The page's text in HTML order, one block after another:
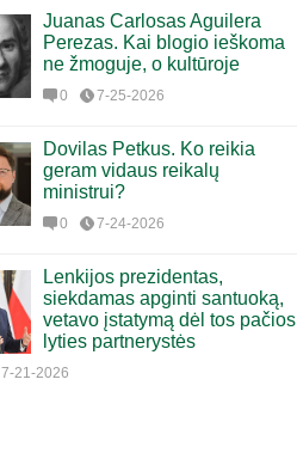
Juanas Carlosas Aguilera
Perezas. Kai blogio ieškoma
ne žmoguje, o kultūroje
0 7-25-2026
Dovilas Petkus. Ko reikia
geram vidaus reikalų
ministrui?
0 7-24-2026
Lenkijos prezidentas,
siekdamas apginti santuoką,
vetavo įstatymą dėl tos pačios
lyties partnerystės
7-21-2026